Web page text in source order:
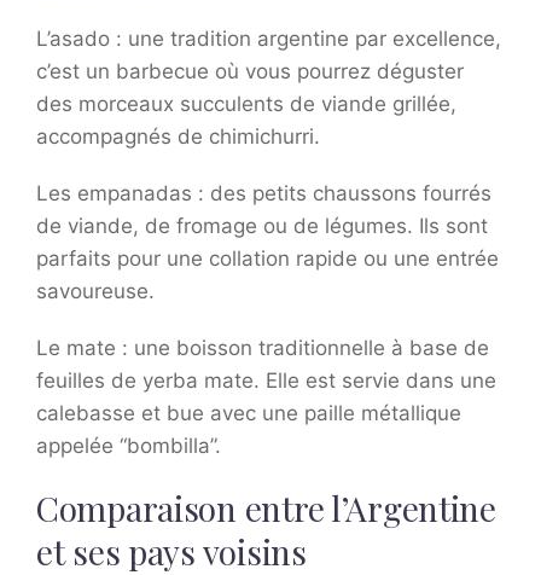
L’asado : une tradition argentine par excellence,
c’est un barbecue où vous pourrez déguster
des morceaux succulents de viande grillée,
accompagnés de chimichurri.
Les empanadas : des petits chaussons fourrés
de viande, de fromage ou de légumes. Ils sont
parfaits pour une collation rapide ou une entrée
savoureuse.
Le mate : une boisson traditionnelle à base de
feuilles de yerba mate. Elle est servie dans une
calebasse et bue avec une paille métallique
appelée “bombilla”.
Comparaison entre l’Argentine
et ses pays voisins